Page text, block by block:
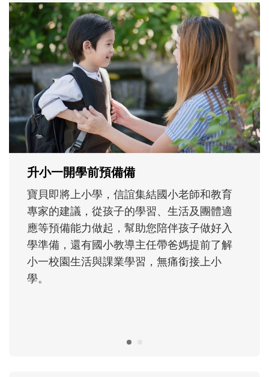
和孩子一起長大的那個男人│讀懂父親的
不同模樣
沒有人天生就擅長當爸爸！男人總是在一次
次「前所未有」的體驗中，跟著孩子一起長
大。從給予安全感的肢體遊戲，到獨立自
主、角色認同及解決問題的能力養成。爸爸
正嘗試用不同的模樣，參與孩子每個重要的